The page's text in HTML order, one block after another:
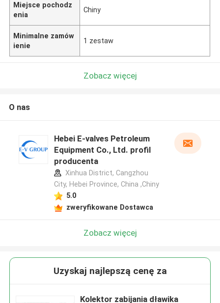
Miejsce pochodz
enia
Chiny
Minimalne zamów
ienie
1 zestaw
Zobacz więcej
O nas
Hebei E-valves Petroleum
Equipment Co., Ltd. profil
producenta
Xinhua District, Cangzhou
City, Hebei Province, China ,Chiny
5.0
zweryfikowane Dostawca
Zobacz więcej
Uzyskaj najlepszą cenę za
Kolektor zabijania dławika